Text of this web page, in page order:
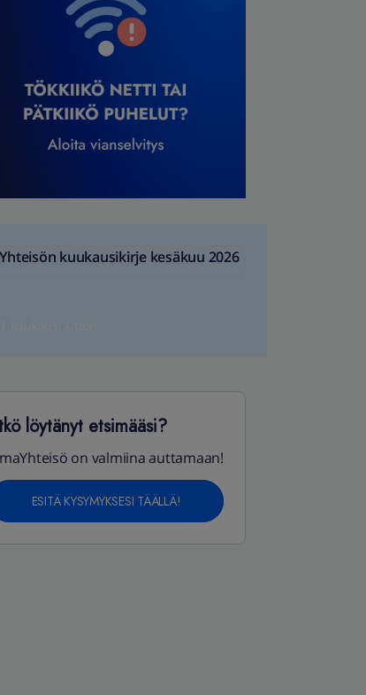
kuukausikirje kesäkuu 2026
löytänyt etsimääsi?
on valmiina auttamaan!
ESITÄ KYSYMYKSESI TÄÄLLÄ!